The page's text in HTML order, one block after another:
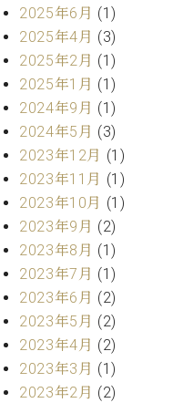
W.
ホ
フ
マ
ン
ヴ
ィ
ジ
ョ
ン
C.BECHSTEIN
Digital(ベ
ヒ
シ
ュ
タ
イ
ン
挨
拶
技
術
者
紹
展示
情報
【ユ
ーロ
ピア
ノ特
選中
古】
イ
ベ
ン
ト
2025年6月 (1)
2025年4月 (3)
2025年2月 (1)
2025年1月 (1)
2024年9月 (1)
2024年5月 (3)
2023年12月 (1)
2023年11月 (1)
2023年10月 (1)
2023年9月 (2)
2023年8月 (1)
2023年7月 (1)
2023年6月 (2)
2023年5月 (2)
2023年4月 (2)
2023年3月 (1)
2023年2月 (2)